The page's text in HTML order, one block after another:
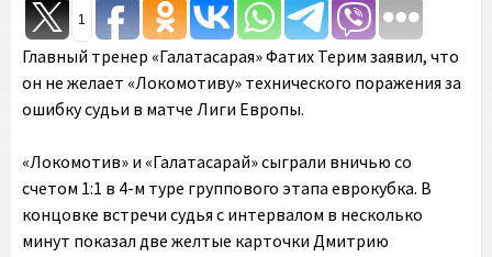
1
Главный тренер «Галатасарая» Фатих Терим заявил, что
он не желает «Локомотиву» технического поражения за
ошибку судьи в матче Лиги Европы.
«Локомотив» и «Галатасарай» сыграли вничью со
счетом 1:1 в 4-м туре группового этапа еврокубка. В
концовке встречи судья с интервалом в несколько
минут показал две желтые карточки Дмитрию